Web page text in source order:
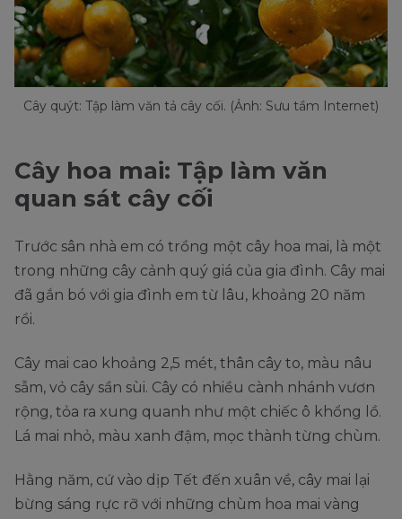
Cây quýt: Tập làm văn tả cây cối. (Ảnh: Sưu tầm Internet)
Cây hoa mai: Tập làm văn
quan sát cây cối
Trước sân nhà em có trồng một cây hoa mai, là một
trong những cây cảnh quý giá của gia đình. Cây mai
đã gắn bó với gia đình em từ lâu, khoảng 20 năm
rồi.
Cây mai cao khoảng 2,5 mét, thân cây to, màu nâu
sẫm, vỏ cây sần sùi. Cây có nhiều cành nhánh vươn
rộng, tỏa ra xung quanh như một chiếc ô khổng lồ.
Lá mai nhỏ, màu xanh đậm, mọc thành từng chùm.
Hằng năm, cứ vào dịp Tết đến xuân về, cây mai lại
bừng sáng rực rỡ với những chùm hoa mai vàng